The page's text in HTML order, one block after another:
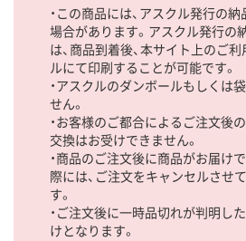
・この商品には、アスクル発行の
場合があります。アスクル発行の
は、商品到着後、本サイト上のご
ルにて印刷することが可能です。
・アスクルのダンボールもしくは
せん。
・お客様のご都合によるご注文後の
交換はお受けできません。
・商品のご注文後に商品がお届け
際には、ご注文をキャンセルさせ
す。
・ご注文後に一時品切れが判明し
けとなります。